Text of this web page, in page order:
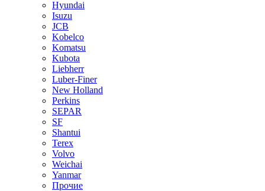
Hyundai
Isuzu
JCB
Kobelco
Komatsu
Kubota
Liebherr
Luber-Finer
New Holland
Perkins
SEPAR
SF
Shantui
Terex
Volvo
Weichai
Yanmar
Прочие